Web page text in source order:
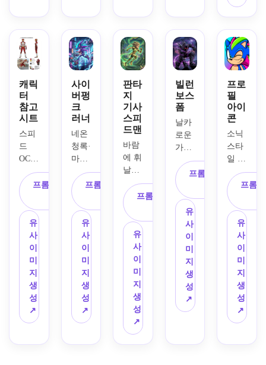
요.
전기
빛 파
란 가
시,
빨간
러닝
슈즈,
하얀
장갑,
크고
표현
력 있
는
눈,
자신
감 있
는 달
리기
포즈
가 특
징입
니다.
굵은
선과
밝고
채도
높은
색상,
명랑
한 표
정,
그리
고 대
표적
인 플
랫포
스터
의 에
너지
를 표
현합
니다.
두꺼
운 검
정 외
곽선,
최소
한의
이딩,
만들
어 보
세요.
붉은
연기
효과,
높은
명도
대비,
어두
운 도
시 배
경,
강한
실루
엣,
애니
메/카
툰 팬
아트
스타
일 등
으로
반항
적이
의 귀
엽고
파스
텔 톤
의 고
슴도
치 스
타일
오리
지널
터를
만들
어 보
세요.
깔끔
한 라
부드
러운
셀 셰
이딩,
반짝
라이
란 머
리,
작은
몸,
명랑
한 미
소,
컬러
풀한
스니
커즈,
하얀
장갑
징입
니다.
스티
커 같
은 외
곽선,
밝은
파스
텔톤,
중앙
프레
부드
캐릭
터
참고
시트
스피
드
OC에
대한
참고
시트
를 제
작해
보세
요.
정면·
측면·
액션
포즈,
색상
샘플,
및 신
프롬프트 복
유
사
이
미
지
생
성
↗
사이
버펑
크
러너
네온
청록·
마젠
타 가
시,
빛나
는 바
이저
고글,
메카
닉 장
호버
슈즈,
미래
도심
리는
프롬프트 복
유
사
이
미
지
생
성
↗
판타
지
기사
스피
드맨
바람
에 휘
날리
는 가
시,
정교
한 라
이트
아머,
마법
의 에
메랄
드 오
라,
영웅
포즈
등 판
프롬프트 복
유
사
이
미
지
생
성
↗
빌런
보스
폼
날카
로운
가시,
빛나
는
눈,
아머
부츠,
어두
운 장
보라
빛 타
락 에
너지
가 몸
프롬프트 복
유
사
이
미
지
생
성
↗
프로
필
아이
콘
소닉
스타
일 오
리지
널 캐
릭터
의 얼
굴 클
로즈
업,
표현
력 있
눈,
밝은
가시
굵고
프롬
유
사
이
미
지
생
성
↗